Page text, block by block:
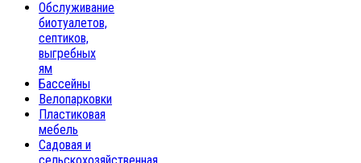
Обслуживание
биотуалетов,
септиков,
выгребных
ям
Бассейны
Велопарковки
Пластиковая
мебель
Садовая и